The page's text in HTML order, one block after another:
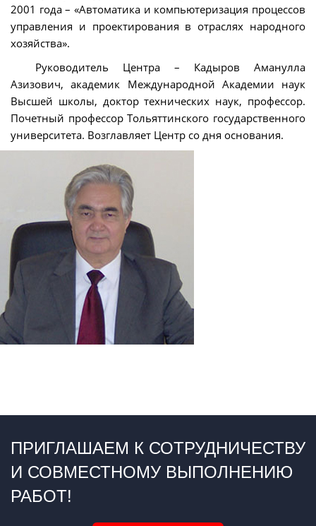
2001 года – «Автоматика и компьютеризация процессов
управления и проектирования в отраслях народного
хозяйства».
Руководитель Центра – Кадыров Аманулла
Азизович, академик Международной Академии наук
Высшей школы, доктор технических наук, профессор.
Почетный профессор Тольяттинского государственного
университета. Возглавляет Центр со дня основания.
ПРИГЛАШАЕМ К СОТРУДНИЧЕСТВУ
И СОВМЕСТНОМУ ВЫПОЛНЕНИЮ
РАБОТ!